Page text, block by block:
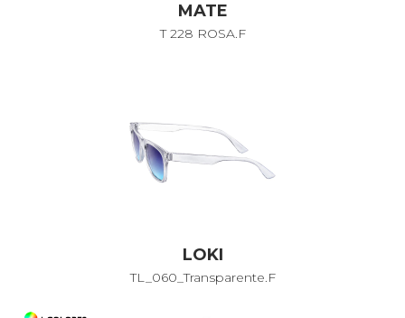
MATE
T 228 ROSA.F
LOKI
TL_060_Transparente.F